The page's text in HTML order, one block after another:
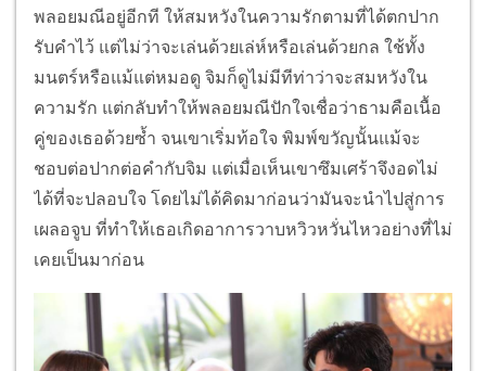
พลอยมณีอยู่อีกที ให้สมหวังในความรักตามที่ได้ตกปาก
รับคำไว้ แต่ไม่ว่าจะเล่นด้วยเล่ห์หรือเล่นด้วยกล ใช้ทั้ง
มนตร์หรือแม้แต่หมอดู จิมก็ดูไม่มีทีท่าว่าจะสมหวังใน
ความรัก แต่กลับทำให้พลอยมณีปักใจเชื่อว่าธามคือเนื้อ
คู่ของเธอด้วยซ้ำ จนเขาเริ่มท้อใจ พิมพ์ขวัญนั้นแม้จะ
ชอบต่อปากต่อคำกับจิม แต่เมื่อเห็นเขาซึมเศร้าจึงอดไม่
ได้ที่จะปลอบใจ โดยไม่ได้คิดมาก่อนว่ามันจะนำไปสู่การ
เผลอจูบ ที่ทำให้เธอเกิดอาการวาบหวิวหวั่นไหวอย่างที่ไม่
เคยเป็นมาก่อน